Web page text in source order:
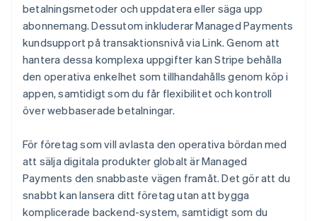
betalningsmetoder och uppdatera eller säga upp
abonnemang. Dessutom inkluderar Managed Payments
kundsupport på transaktionsnivå via Link. Genom att
hantera dessa komplexa uppgifter kan Stripe behålla
den operativa enkelhet som tillhandahålls genom köp i
appen, samtidigt som du får flexibilitet och kontroll
över webbaserade betalningar.
För företag som vill avlasta den operativa bördan med
att sälja digitala produkter globalt är Managed
Payments den snabbaste vägen framåt. Det gör att du
snabbt kan lansera ditt företag utan att bygga
komplicerade backend-system, samtidigt som du